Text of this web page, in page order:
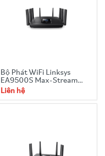
Bộ Phát WiFi Linksys
EA9500S Max-Stream
AC5400 MU-MIMO
Gigabit Router
Liên hệ